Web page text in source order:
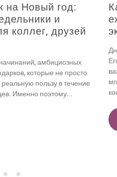
на Новый год:
и
коллег, друзей
амбициозных
которые не просто
пользу в течение
Именно поэтому...